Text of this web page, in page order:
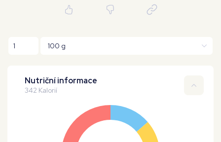
Nutriční informace
342 Kalorií